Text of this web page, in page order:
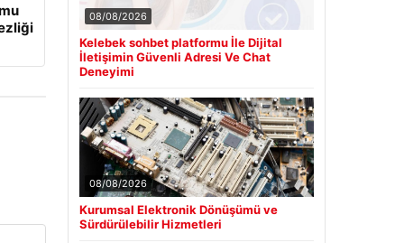
08/08/2026
Kelebek sohbet platformu İle Dijital
İletişimin Güvenli Adresi Ve Chat
Deneyimi
08/08/2026
Kurumsal Elektronik Dönüşümü ve
Sürdürülebilir Hizmetleri